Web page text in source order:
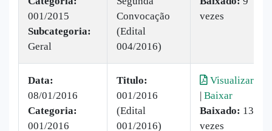
001/2015
Subcategoria:
Geral
Convocação
(Edital
004/2016)
vezes
Data:
08/01/2016
Categoria:
001/2016
Titulo:
001/2016
(Edital
001/2016)
Visualizar
| Baixar
Baixado: 13
vezes